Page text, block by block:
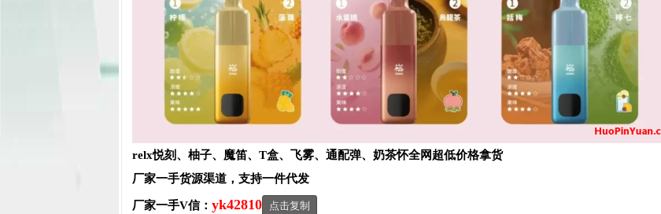
relx悦刻、柚子、魔笛、T盒、飞雾、通配弹、奶茶怀全网超低价格拿货
厂家一手货源渠道，支持一件代发
厂家一手V信： yk42810 点击复制